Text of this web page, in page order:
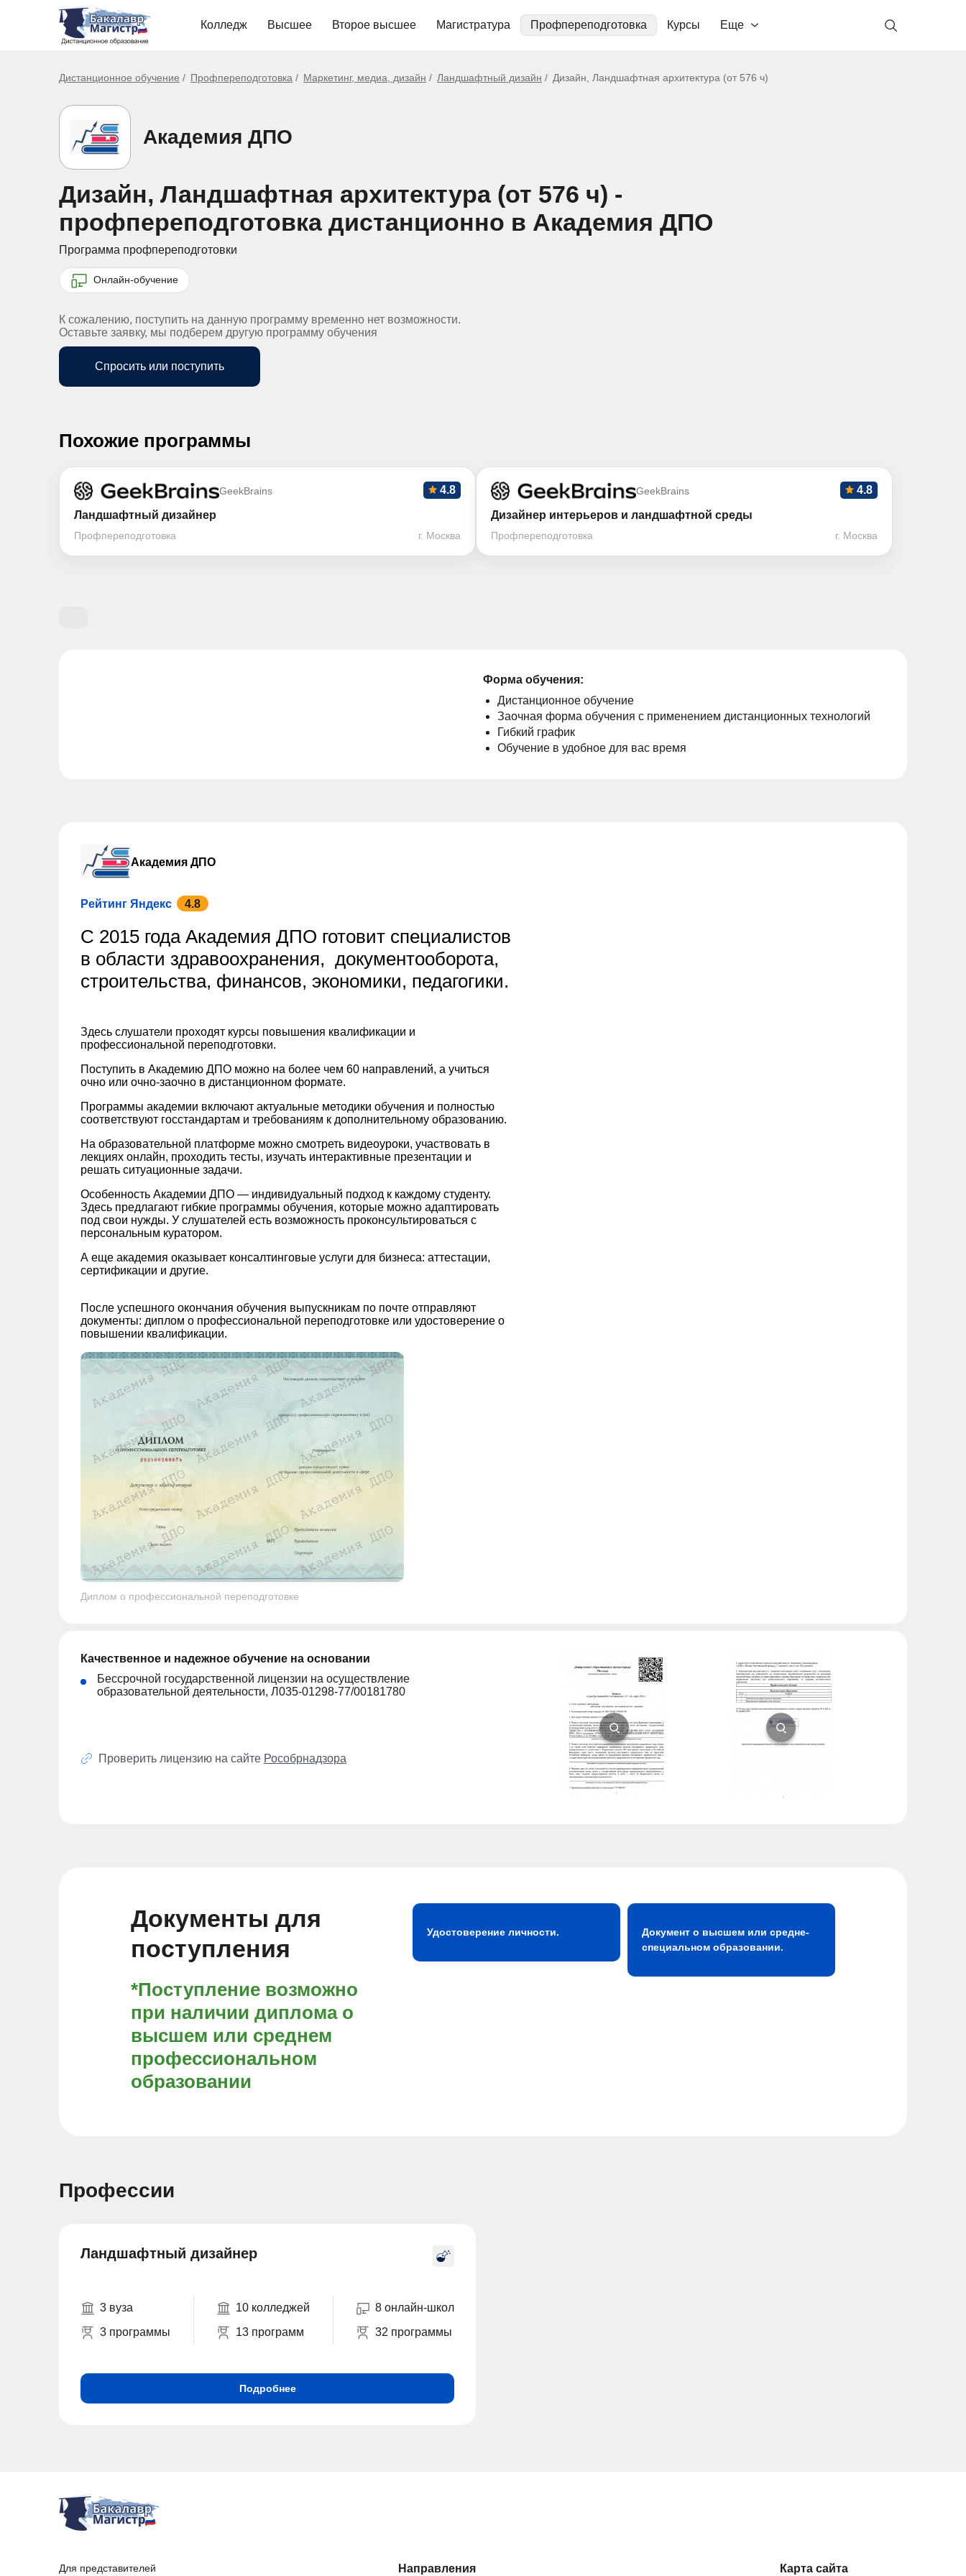
Колледж Высшее Второе высшее Магистратура Профпереподготовка Курсы Еще
Дистанционное обучение Профпереподготовка Маркетинг, медиа, дизайн Ландшафтный дизайн Дизайн, Ландшафтная архитектура (от 576 ч)
Академия ДПО
Дизайн, Ландшафтная архитектура (от 576 ч) -
профпереподготовка дистанционно в Академия ДПО
Программа профпереподготовки
Онлайн-обучение
К сожалению, поступить на данную программу временно нет возможности.
Оставьте заявку, мы подберем другую программу обучения
Спросить или поступить
Похожие программы
GeekBrains 4.8
Ландшафтный дизайнер
Профпереподготовка г. Москва
GeekBrains 4.8
Дизайнер интерьеров и ландшафтной среды
Профпереподготовка г. Москва
Форма обучения:
Дистанционное обучение
Заочная форма обучения с применением дистанционных технологий
Гибкий график
Обучение в удобное для вас время
Академия ДПО
Рейтинг Яндекс 4.8
С 2015 года Академия ДПО готовит специалистов
в области здравоохранения, документооборота,
строительства, финансов, экономики, педагогики.
Здесь слушатели проходят курсы повышения квалификации и
профессиональной переподготовки.
Поступить в Академию ДПО можно на более чем 60 направлений, а учиться
очно или очно-заочно в дистанционном формате.
Программы академии включают актуальные методики обучения и полностью
соответствуют госстандартам и требованиям к дополнительному образованию.
На образовательной платформе можно смотреть видеоуроки, участвовать в
лекциях онлайн, проходить тесты, изучать интерактивные презентации и
решать ситуационные задачи.
Особенность Академии ДПО — индивидуальный подход к каждому студенту.
Здесь предлагают гибкие программы обучения, которые можно адаптировать
под свои нужды. У слушателей есть возможность проконсультироваться с
персональным куратором.
А еще академия оказывает консалтинговые услуги для бизнеса: аттестации,
сертификации и другие.
После успешного окончания обучения выпускникам по почте отправляют
документы: диплом о профессиональной переподготовке или удостоверение о
повышении квалификации.
Диплом о профессиональной переподготовке
Качественное и надежное обучение на основании
Бессрочной государственной лицензии на осуществление
образовательной деятельности, Л035-01298-77/00181780
Проверить лицензию на сайте Рособрнадзора
Документы для
поступления
*Поступление возможно
при наличии диплома о
высшем или среднем
профессиональном
образовании
Удостоверение личности.
Документ о высшем или средне-
специальном образовании.
Профессии
Ландшафтный дизайнер
3 вуза
3 программы
10 колледжей
13 программ
8 онлайн-школ
32 программы
Подробнее
Для представителей
Направления Карта сайта